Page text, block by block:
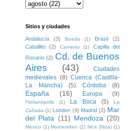
Sitios y ciudades
Andalucía (3) Boedo (1) Brasil
(2)
Caballito
(2) Caminito (1)
Capilla del
Rosario (2) Cd. de Buenos
Aires
(43)
Ciudades
medievales (8) Cuenca (Castilla-
La Mancha)
(5) Córdoba (8)
España (16) Europa (9)
Florianópolis (1) La Boca (5)
La
Cañada (1) London (4) Madrid (2) Mar
del Plata (11) Mendoza (20)
Mexico (1) Montevideo (1) Nice (Niza) (1)